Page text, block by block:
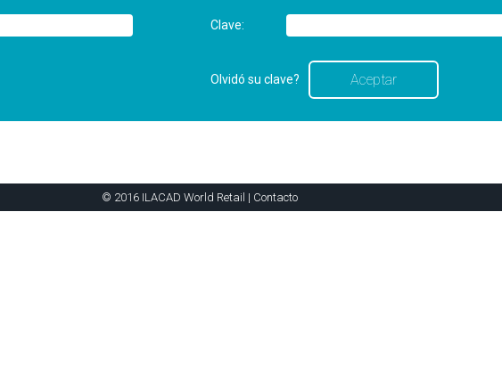
Clave:
Olvidó su clave?
© 2016 ILACAD World Retail | Contacto